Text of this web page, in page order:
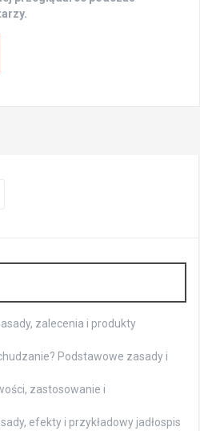
zalecenia i produkty
Podstawowe zasady i
zastosowanie i
efekty i przykładowy jadłospis